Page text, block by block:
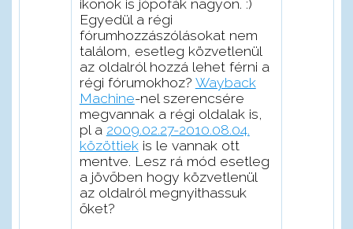
ikonok is jópofák nagyon. :)
Egyedül a régi
fórumhozzászólásokat nem
találom, esetleg közvetlenül
az oldalról hozzá lehet férni a
régi fórumokhoz? Wayback
Machine-nel szerencsére
megvannak a régi oldalak is,
pl a 2009.02.27-2010.08.04.
közöttiekis le vannak ott
mentve. Lesz rá mód esetleg
a jövőben hogy közvetlenül
az oldalról megnyithassuk
őket?